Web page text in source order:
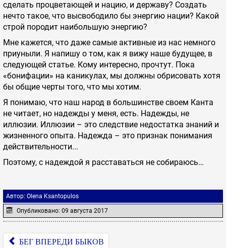
сделать процветающей и нацию, и державу? Создать
нечто такое, что высвободило бы энергию нации? Какой
строй породит наибольшую энергию?
Мне кажется, что даже самые активные из нас немного
приуныли. Я напишу о том, как я вижу наше будущее, в
следующей статье. Кому интересно, прочтут. Пока
«бонифации» на каникулах, мы должны обрисовать хотя
бы общие черты того, что мы хотим.
Я понимаю, что наш народ в большинстве своем Канта
не читает, но надежды у меня, есть. Надежды, не
иллюзии. Иллюзии – это следствие недостатка знаний и
жизненного опыта. Надежда – это признак понимания
действительности...
Поэтому, с надеждой я расставаться не собираюсь…
Автор: Olena Ksantopulos
Опубликовано: 09 августа 2017
БЕГ ВПЕРЕДИ БЫКОВ